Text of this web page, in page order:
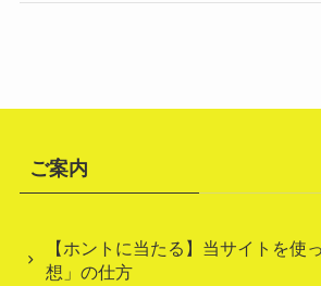
ご案内
【ホントに当たる】当サイトを使
想」の仕方